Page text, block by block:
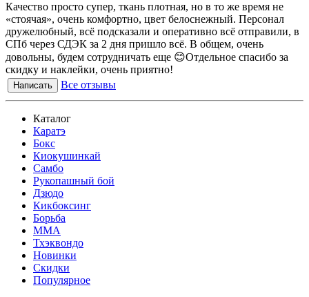
Качество просто супер, ткань плотная, но в то же время не
«стоячая», очень комфортно, цвет белоснежный. Персонал
дружелюбный, всё подсказали и оперативно всё отправили, в
СПб через СДЭК за 2 дня пришло всё. В общем, очень
довольны, будем сотрудничать еще 😊Отдельное спасибо за
скидку и наклейки, очень приятно!
Написать Все отзывы
Каталог
Каратэ
Бокс
Киокушинкай
Самбо
Рукопашный бой
Дзюдо
Кикбоксинг
Борьба
MMA
Тхэквондо
Новинки
Скидки
Популярное